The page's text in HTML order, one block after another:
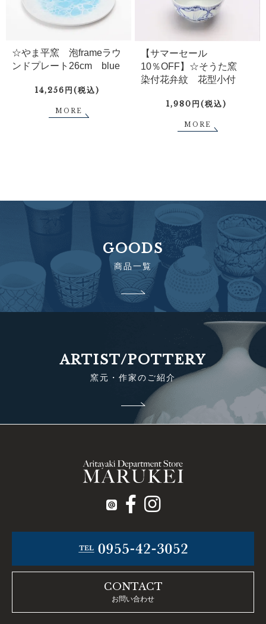
☆やま平窯 泡frameラウ
ンドプレート26cm blue
14,256円(税込)
MORE
【サマーセール
10％OFF】☆そうた窯
染付花弁紋 花型小付
1,980円(税込)
MORE
GOODS
商品一覧
ARTIST/POTTERY
窯元・作家のご紹介
CONTACT
お問い合わせ